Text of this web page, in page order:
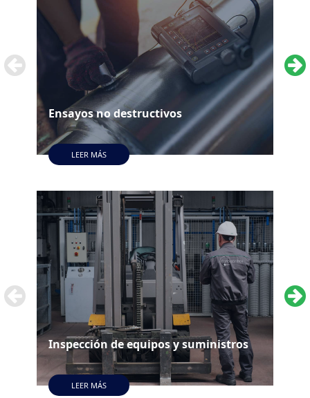
Ensayos no destructivos
LEER MÁS
Inspección de equipos y suministros
LEER MÁS